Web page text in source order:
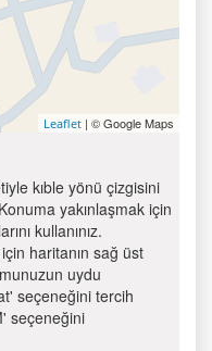
Leaflet | © Google Maps
kıble yönü çizgisini
yakınlaşmak için
kullanınız.
haritanın sağ üst
uydu
seçeneğini tercih
seçeneğini